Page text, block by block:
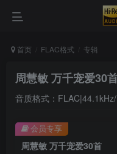
首页 FLAC格式 专辑
周慧敏 万千宠爱30
音质格式：
周慧敏 万千宠爱30首
会员专享